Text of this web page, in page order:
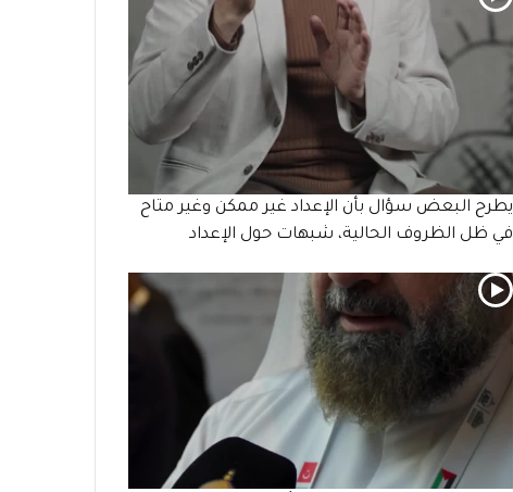
يطرح البعض سؤال بأن الإعداد غير ممكن وغير متاح
في ظل الظروف الحالية، شبهات حول الإعداد